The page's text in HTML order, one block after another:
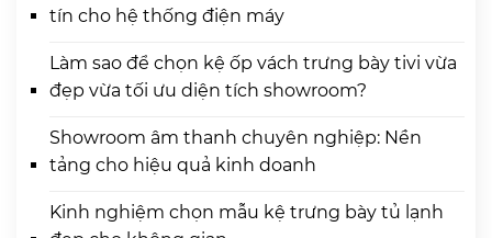
tín cho hệ thống điện máy
Làm sao để chọn kệ ốp vách trưng bày tivi vừa
đẹp vừa tối ưu diện tích showroom?
Showroom âm thanh chuyên nghiệp: Nền
tảng cho hiệu quả kinh doanh
Kinh nghiệm chọn mẫu kệ trưng bày tủ lạnh